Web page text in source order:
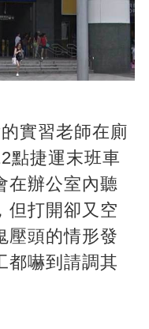
實習老師在廁
點捷運末班車
在辦公室內聽
但打開卻又空
壓頭的情形發
都嚇到請調其